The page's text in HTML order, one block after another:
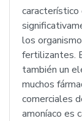
característico
los
fertilizantes.
también un
muchos
comerciales
amoníaco es